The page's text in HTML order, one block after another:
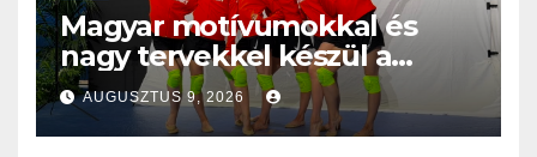
Magyar motívumokkal és
nagy tervekkel készül a
világbajnokságra az együttes
kéziszercsapat
AUGUSZTUS 9, 2026